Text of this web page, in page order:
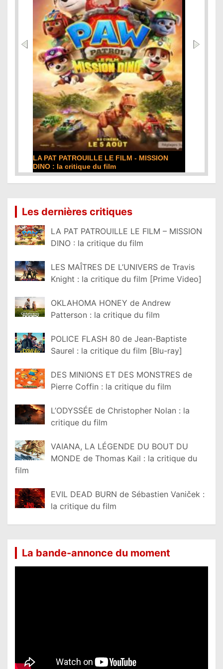
DE LA COMÉDIE-FRANÇAISE : la critique du
film
Les dernières critiques
LA PAT PATROUILLE LE FILM – MISSION
DINO : la critique du film
LES MAÎTRES DE L’UNIVERS de Travis
Knight : la critique du film [Prime Video]
OKLAHOMA HONEY de Andrew
Patterson : la critique du film
POLICE FLASH 80 de Jean-Baptiste
Saurel : la critique du film [Blu-ray]
DES MINIONS ET DES MONSTRES de
Pierre Coffin : la critique du film
L’ODYSSÉE de Christopher Nolan : la
critique du film
VAIANA, LA LÉGENDE DU BOUT DU
MONDE de Thomas Kail : la critique du
film
EVIL DEAD BURN de Sébastien Vaniček :
la critique du film
La bande-annonce du moment